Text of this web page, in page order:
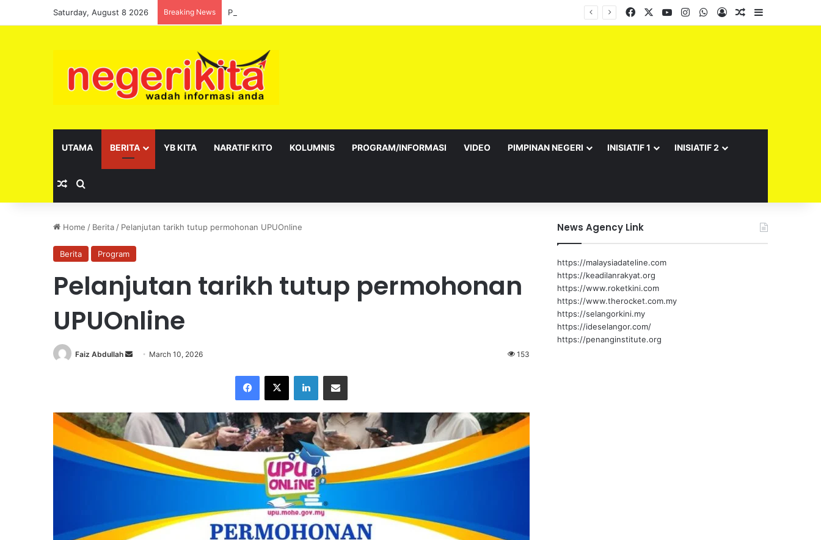
Saturday, August 8 2026 Breaking News Pelantikan sebagai Exco satu amanah besar – Siow Kong Choon Facebook YouTubeInstagramWhatsApp
Log InRandom Article
UTAMA BERITA YB KITA NARATIF KITO KOLUMNIS PROGRAM/INFORMASI VIDEO PIMPINAN NEGERI INISIATIF 1 INISIATIF 2
Random Article
Home / Berita / Pelanjutan tarikh tutup permohonan UPUOnline
Berita Program
Pelanjutan tarikh tutup permohonan
UPUOnline
Faiz Abdullah
a
e
m
a
March 10, 2026 153
News Agency Link
https://malaysiadateline.com
https://keadilanrakyat.org
https://www.roketkini.com
https://www.therocket.com.my
https://selangorkini.my
https://ideselangor.com/
https://penanginstitute.org